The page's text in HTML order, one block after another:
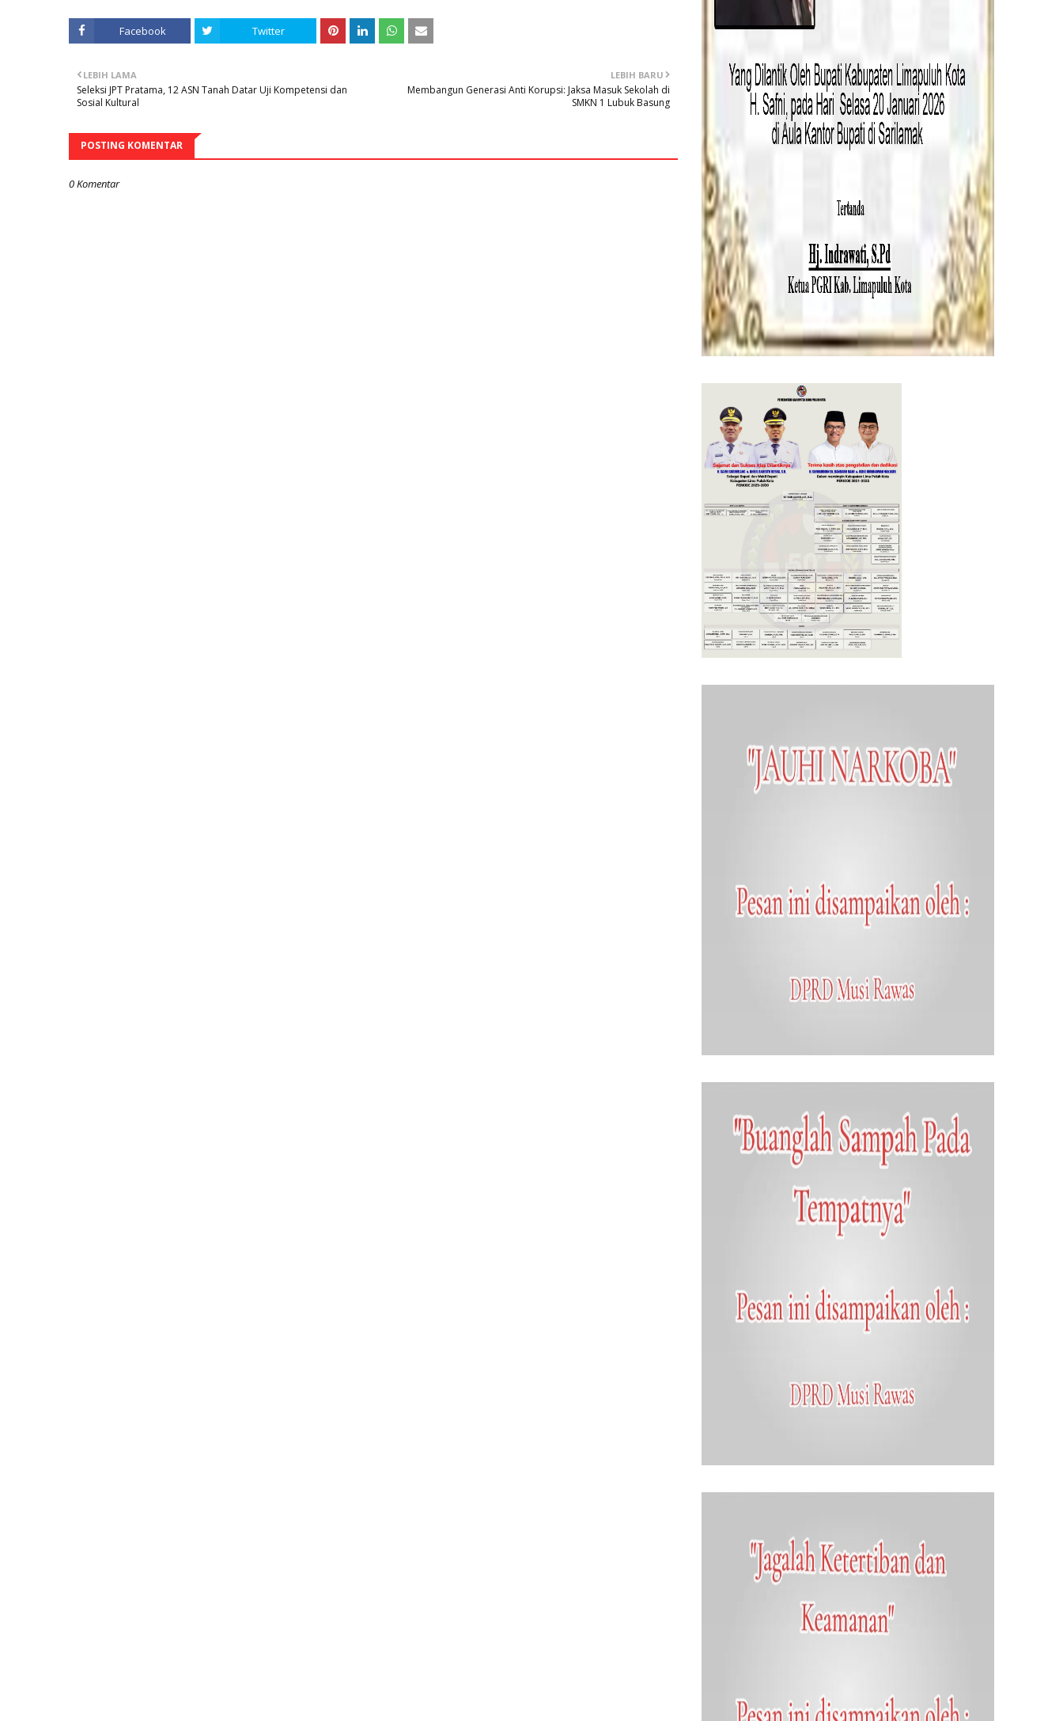
Facebook Twitter
LEBIH BARU
Membangun Generasi Anti Korupsi: Jaksa Masuk Sekolah di
SMKN 1 Lubuk Basung
LEBIH LAMA
Seleksi JPT Pratama, 12 ASN Tanah Datar Uji Kompetensi dan
Sosial Kultural
POSTING KOMENTAR
0 Komentar